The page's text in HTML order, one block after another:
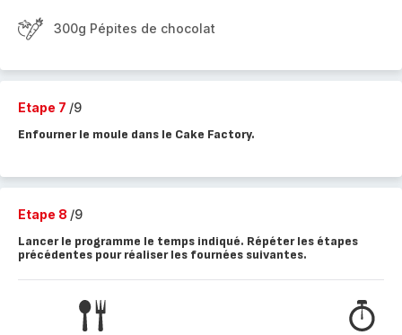
300g Pépites de chocolat
Etape 7 /9
Enfourner le moule dans le Cake Factory.
Etape 8 /9
Lancer le programme le temps indiqué. Répéter les étapes
précédentes pour réaliser les fournées suivantes.